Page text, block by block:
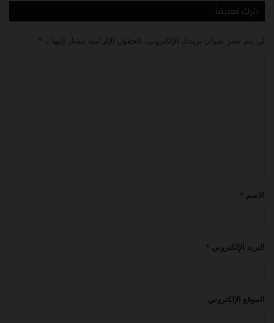
اترك تعليقاً
لن يتم نشر عنوان بريدك الإلكتروني. الحقول الإلزامية مشار إليها بـ *
*الاسم *
البريد الإلكتروني *
الموقع الإلكتروني